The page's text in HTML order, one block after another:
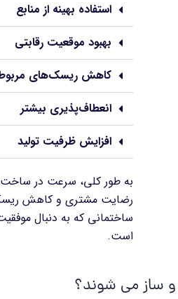
استفاده بهینه از منابع
بهبود موقعیت رقابتی
کاهش ریسک‌های مربوط
انعطاف‌پذیری بیشتر
افزایش ظرفیت تولید
به طور کلی، سرعت در ساخت
رضایت مشتری و کاهش
ساختمانی که به دنبال
است.
می شوند؟